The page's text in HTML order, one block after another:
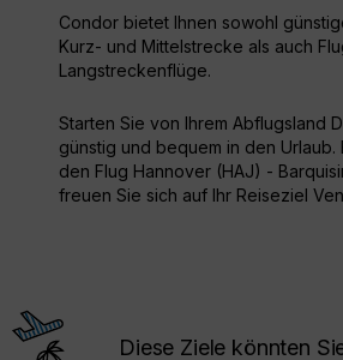
Condor bietet Ihnen sowohl
Kurz- und Mittelstrecke als auch
Langstreckenflüge.
Starten Sie von Ihrem Abflugsland
günstig und bequem in den Urlaub.
den Flug Hannover (HAJ) -
freuen Sie sich auf Ihr Reiseziel
Diese Ziele könnten